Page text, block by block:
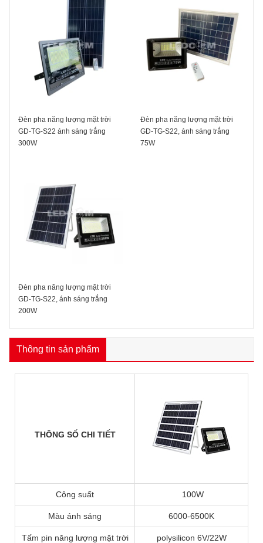
Đèn pha năng lượng mặt trời
GD-TG-S22 ánh sáng trắng
300W
Đèn pha năng lượng mặt trời
GD-TG-S22, ánh sáng trắng
75W
Đèn pha năng lượng mặt trời
GD-TG-S22, ánh sáng trắng
200W
Thông tin sản phẩm
THÔNG SỐ CHI TIẾT
Công suất 100W
Màu ánh sáng 6000-6500K
Tấm pin năng lượng mặt trời polysilicon 6V/22W